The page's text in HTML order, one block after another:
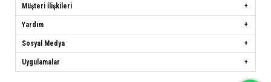
Müşteri İlişkileri
Yardım
Sosyal Medya
Uygulamalar